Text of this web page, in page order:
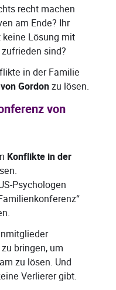
recht machen
am Ende? Ihr
Lösung mit
sind?
in der Familie
Gordonzu lösen.
von
Konflikte in der
Psychologen
bringen, um
zu lösen. Und
Verlierer gibt.